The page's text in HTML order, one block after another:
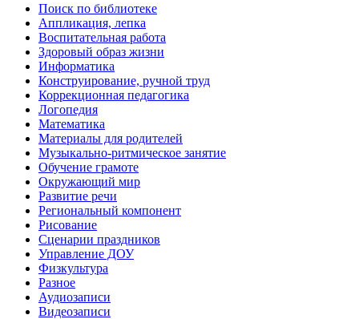
Поиск по библиотеке
Аппликация, лепка
Воспитательная работа
Здоровый образ жизни
Информатика
Конструирование, ручной труд
Коррекционная педагогика
Логопедия
Математика
Материалы для родителей
Музыкально-ритмическое занятие
Обучение грамоте
Окружающий мир
Развитие речи
Региональный компонент
Рисование
Сценарии праздников
Управление ДОУ
Физкультура
Разное
Аудиозаписи
Видеозаписи